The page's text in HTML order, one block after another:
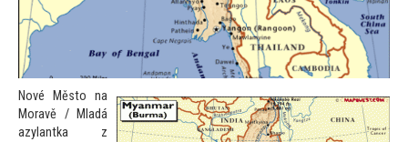
Nové Město na
Moravě / Mladá
azylantka z